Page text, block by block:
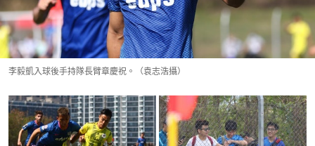
李毅凱入球後手持隊長臂章慶祝。（袁志浩攝）